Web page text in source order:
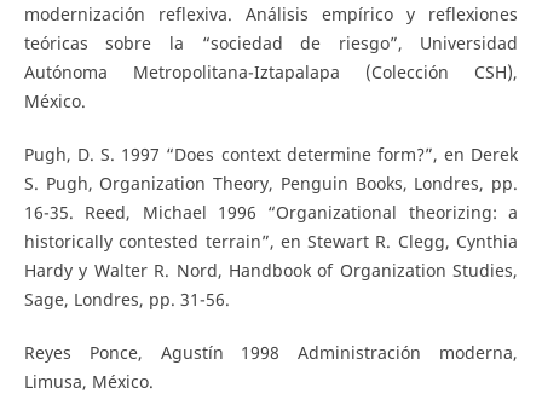
modernización reflexiva. Análisis empírico y reflexiones
teóricas sobre la “sociedad de riesgo”, Universidad
Autónoma Metropolitana-Iztapalapa (Colección CSH),
México.
Pugh, D. S. 1997 “Does context determine form?”, en Derek
S. Pugh, Organization Theory, Penguin Books, Londres, pp.
16-35. Reed, Michael 1996 “Organizational theorizing: a
historically contested terrain”, en Stewart R. Clegg, Cynthia
Hardy y Walter R. Nord, Handbook of Organization Studies,
Sage, Londres, pp. 31-56.
Reyes Ponce, Agustín 1998 Administración moderna,
Limusa, México.